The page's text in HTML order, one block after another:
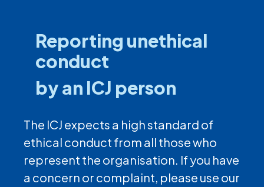
Reporting unethical
conduct
by an ICJ person
The ICJ expects a high standard of
ethical conduct from all those who
represent the organisation. If you have
a concern or complaint, please use our